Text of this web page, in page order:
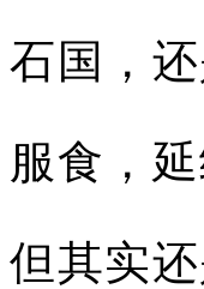
石国，
服食，
但其实